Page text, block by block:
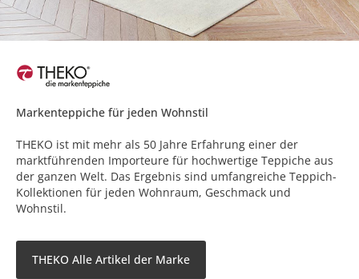
Markenteppiche für jeden Wohnstil
THEKO ist mit mehr als 50 Jahre Erfahrung einer der
marktführenden Importeure für hochwertige Teppiche aus
der ganzen Welt. Das Ergebnis sind umfangreiche Teppich-
Kollektionen für jeden Wohnraum, Geschmack und
Wohnstil.
THEKO Alle Artikel der Marke